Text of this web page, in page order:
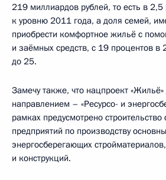
219 миллиардов рублей, то есть в
к уровню 2011 года, а доля семей,
приобрести комфортное жильё с
и заёмных средств, с 19 процентов в
до 25.
Замечу также, что нацпроект
направлением – «Ресурсо- и
рамках предусмотрено
предприятий по производству
энергосберегающих
и конструкций.